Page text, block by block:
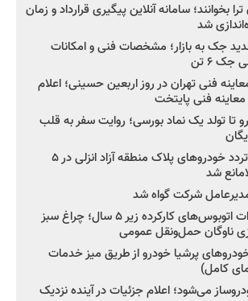
بخوانند؛ سامانه آنلاین پیگیری قرارداد و زمان
شد
جک به بازار؛ مشخصات فنی و امکانات
۶ تن
۱۱ خط معاینه فنی تهران در روز اربعین حسینی؛ اعلام
فنی پایتخت
تا تولد یک نماد بورسی؛ روایت سفر به قلب
استاندار گیلان: تردد خودروهای پلاک منطقه آزاد انزلی در ۵
شد
شرکت گواه شد
صدور مجوز واردات اتوبوس‌های کارکرده زیر ۵ سال؛ چراغ سبز
ناوگان حمل‌ونقل عمومی
پرشیا خودرو از طریق میز خدمات
کامل)
می‌شود؛ اعلام جزئیات در آینده نزدیک